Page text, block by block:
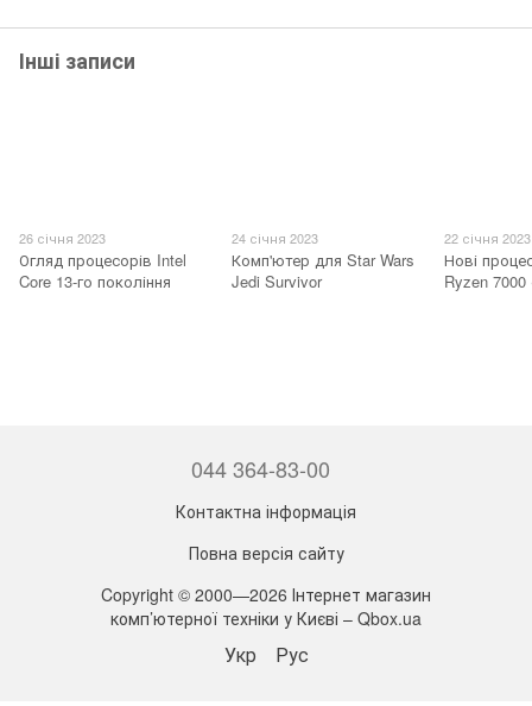
Інші записи
26 січня 2023
Огляд процесорів Intel
Core 13-го покоління
24 січня 2023
Комп'ютер для Star Wars
Jedi Survivor
22 січня 2023
Нові
Ryzen 7000
044 364-83-00
Контактна інформація
Повна версія сайту
Copyright © 2000—2026 Інтернет магазин
комп’ютерної техніки у Києві – Qbox.ua
Укр Рус